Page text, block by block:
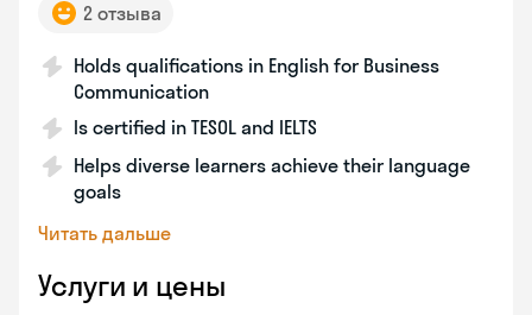
2 отзыва
Holds qualifications in English for Business
Communication
Is certified in TESOL and IELTS
Helps diverse learners achieve their language
goals
Читать дальше
Услуги и цены